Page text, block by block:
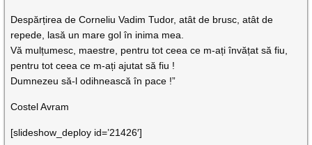
Despărțirea de Corneliu Vadim Tudor, atât de brusc, atât de
repede, lasă un mare gol în inima mea.
Vă mulțumesc, maestre, pentru tot ceea ce m-ați învățat să fiu,
pentru tot ceea ce m-ați ajutat să fiu !
Dumnezeu să-l odihnească în pace !”
Costel Avram
[slideshow_deploy id=’21426′]